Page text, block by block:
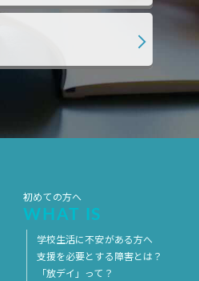
月 2018年2月
月
月 2017年8月
2017年5月
初めての方へ
WHAT IS
学校生活に不安がある方へ
支援を必要とする障害とは？
「放デイ」って？